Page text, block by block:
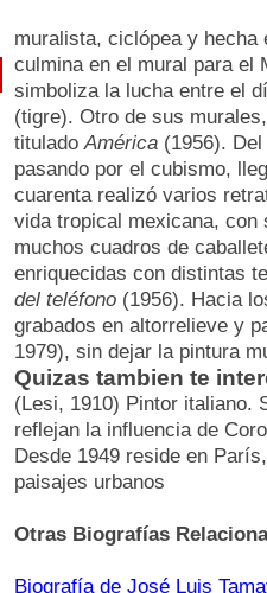
muralista, ciclópea y hecha
culmina en el mural para el
simboliza la lucha entre el
(tigre). Otro de sus
tituladoAmérica (1956).
pasando por el cubismo,
cuarenta realizó varios
vida tropical mexicana,
muchos cuadros de
enriquecidas con distintas
del teléfono (1956). Hacia
grabados en altorrelieve y
1979), sin dejar la pintura
Quizas tambien te
(Lesi, 1910) Pintor italiano.
reflejan la influencia de
Desde 1949 reside en
paisajes urbanos
Otras Biografías
Biografía de José Luis